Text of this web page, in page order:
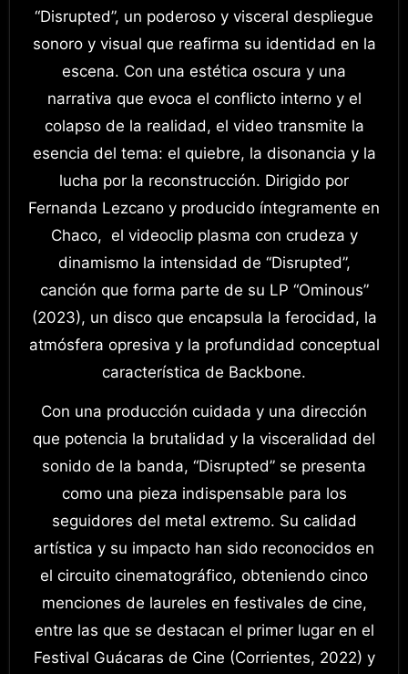
“Disrupted”, un poderoso y visceral despliegue
sonoro y visual que reafirma su identidad en la
escena. Con una estética oscura y una
narrativa que evoca el conflicto interno y el
colapso de la realidad, el video transmite la
esencia del tema: el quiebre, la disonancia y la
lucha por la reconstrucción. Dirigido por
Fernanda Lezcano y producido íntegramente en
Chaco, el videoclip plasma con crudeza y
dinamismo la intensidad de “Disrupted”,
canción que forma parte de su LP “Ominous”
(2023), un disco que encapsula la ferocidad, la
atmósfera opresiva y la profundidad conceptual
característica de Backbone.
Con una producción cuidada y una dirección
que potencia la brutalidad y la visceralidad del
sonido de la banda, “Disrupted” se presenta
como una pieza indispensable para los
seguidores del metal extremo. Su calidad
artística y su impacto han sido reconocidos en
el circuito cinematográfico, obteniendo cinco
menciones de laureles en festivales de cine,
entre las que se destacan el primer lugar en el
Festival Guácaras de Cine (Corrientes, 2022) y